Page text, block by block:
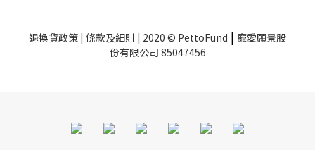
退換貨政策 | 條款及細則 | 2020 © PettoFund | 寵愛願景股
份有限公司 85047456